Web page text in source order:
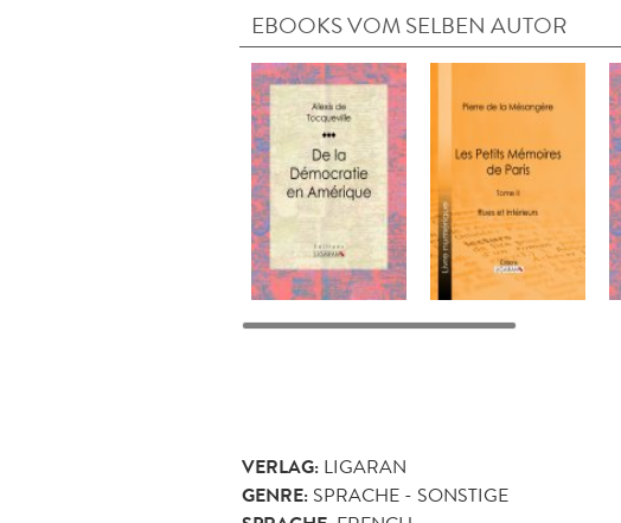
EBOOKS VOM SELBEN AUTOR
VERLAG: LIGARAN
GENRE: SPRACHE - SONSTIGE